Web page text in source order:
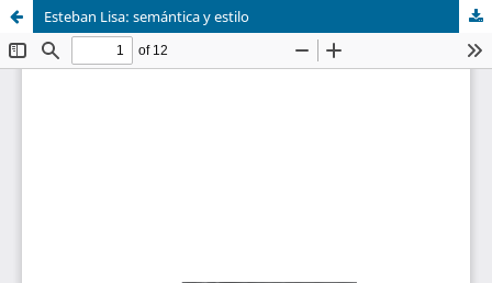
Esteban Lisa: semántica y estilo